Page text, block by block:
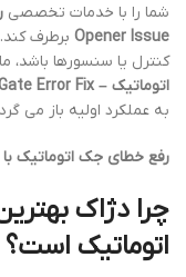
شما را با خدمات تخصصی
Opener Issue برطرف
کنترل یا سنسورها باشد،
اتوماتیک – Automatic Gate Error Fix
به عملکرد اولیه باز می
رفع خطای جک
چرا دژاک
اتوماتیک است؟